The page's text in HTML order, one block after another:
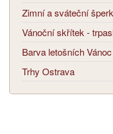
Zimní a sváteční
Vánoční skřítek -
Barva letošních Vánoc
Trhy Ostrava